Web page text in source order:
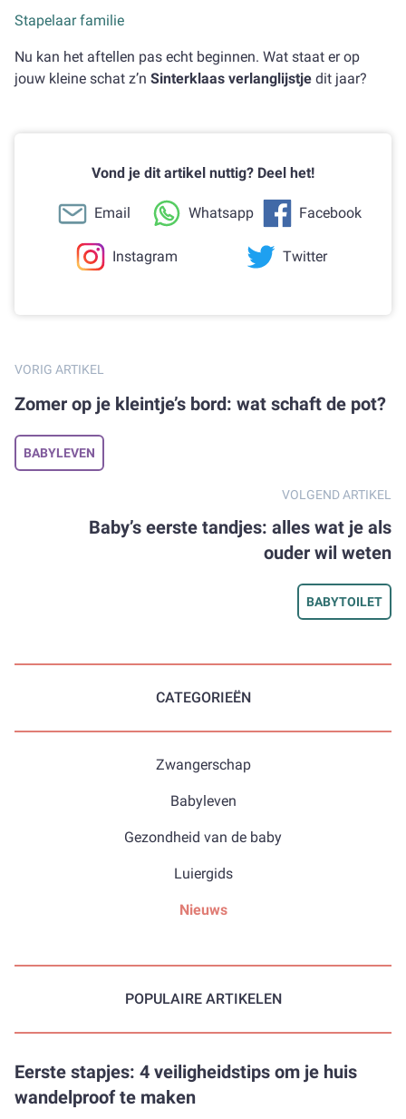
Stapelaar familie
Nu kan het aftellen pas echt beginnen. Wat staat er op
jouw kleine schat z’n Sinterklaas verlanglijstje dit jaar?
Vond je dit artikel nuttig? Deel het!
Email Whatsapp Facebook
Instagram Twitter
VORIG ARTIKEL
Zomer op je kleintje’s bord: wat schaft de pot?
BABYLEVEN
VOLGEND ARTIKEL
Baby’s eerste tandjes: alles wat je als
ouder wil weten
BABYTOILET
CATEGORIEËN
Zwangerschap
Babyleven
Gezondheid van de baby
Luiergids
Nieuws
POPULAIRE ARTIKELEN
Eerste stapjes: 4 veiligheidstips om je huis
wandelproof te maken